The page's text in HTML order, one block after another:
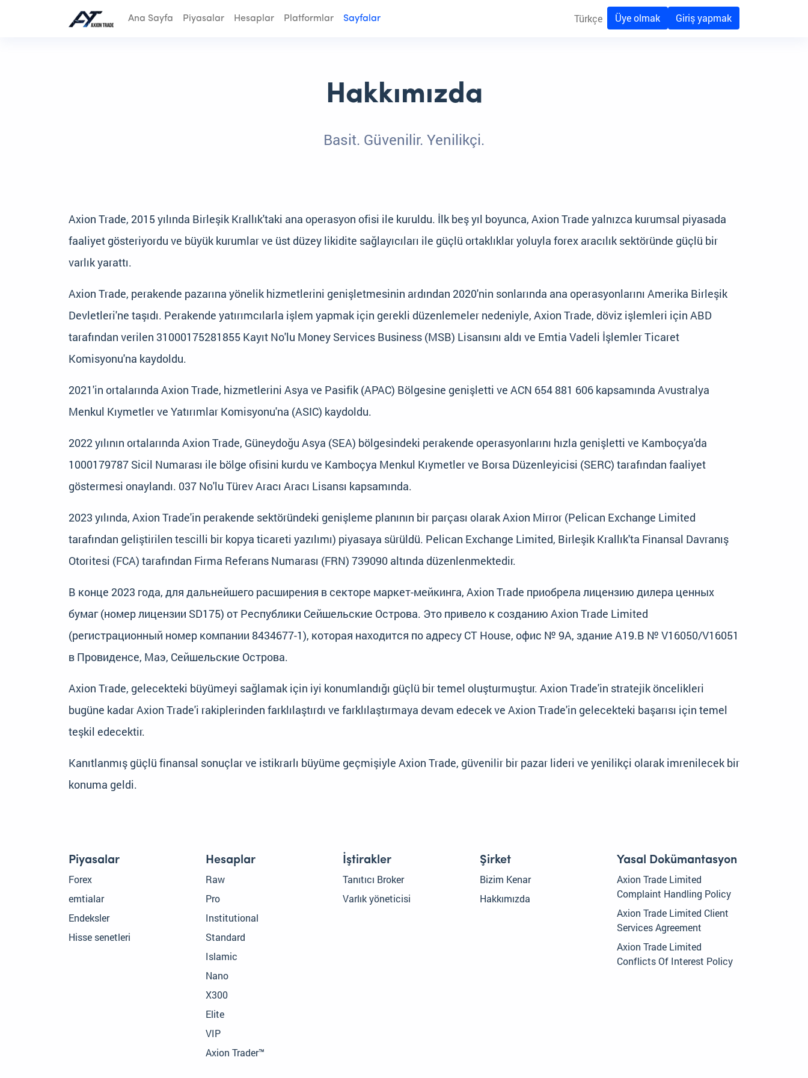
Ana Sayfa Piyasalar Hesaplar Platformlar Sayfalar Türkçe Üye olmak Giriş yapmak
Hakkımızda
Basit. Güvenilir. Yenilikçi.
Axion Trade, 2015 yılında Birleşik Krallık'taki ana operasyon ofisi ile kuruldu. İlk beş yıl boyunca, Axion Trade yalnızca kurumsal piyasada
faaliyet gösteriyordu ve büyük kurumlar ve üst düzey likidite sağlayıcıları ile güçlü ortaklıklar yoluyla forex aracılık sektöründe güçlü bir
varlık yarattı.
Axion Trade, perakende pazarına yönelik hizmetlerini genişletmesinin ardından 2020'nin sonlarında ana operasyonlarını Amerika Birleşik
Devletleri'ne taşıdı. Perakende yatırımcılarla işlem yapmak için gerekli düzenlemeler nedeniyle, Axion Trade, döviz işlemleri için ABD
tarafından verilen 31000175281855 Kayıt No'lu Money Services Business (MSB) Lisansını aldı ve Emtia Vadeli İşlemler Ticaret
Komisyonu'na kaydoldu.
2021'in ortalarında Axion Trade, hizmetlerini Asya ve Pasifik (APAC) Bölgesine genişletti ve ACN 654 881 606 kapsamında Avustralya
Menkul Kıymetler ve Yatırımlar Komisyonu'na (ASIC) kaydoldu.
2022 yılının ortalarında Axion Trade, Güneydoğu Asya (SEA) bölgesindeki perakende operasyonlarını hızla genişletti ve Kamboçya'da
1000179787 Sicil Numarası ile bölge ofisini kurdu ve Kamboçya Menkul Kıymetler ve Borsa Düzenleyicisi (SERC) tarafından faaliyet
göstermesi onaylandı. 037 No'lu Türev Aracı Aracı Lisansı kapsamında.
2023 yılında, Axion Trade'in perakende sektöründeki genişleme planının bir parçası olarak Axion Mirror (Pelican Exchange Limited
tarafından geliştirilen tescilli bir kopya ticareti yazılımı) piyasaya sürüldü. Pelican Exchange Limited, Birleşik Krallık'ta Finansal Davranış
Otoritesi (FCA) tarafından Firma Referans Numarası (FRN) 739090 altında düzenlenmektedir.
В конце 2023 года, для дальнейшего расширения в секторе маркет-мейкинга, Axion Trade приобрела лицензию дилера ценных
бумаг (номер лицензии SD175) от Республики Сейшельские Острова. Это привело к созданию Axion Trade Limited
(регистрационный номер компании 8434677-1), которая находится по адресу CT House, офис № 9A, здание A19.B № V16050/V16051
в Провиденсе, Маэ, Сейшельские Острова.
Axion Trade, gelecekteki büyümeyi sağlamak için iyi konumlandığı güçlü bir temel oluşturmuştur. Axion Trade'in stratejik öncelikleri
bugüne kadar Axion Trade'i rakiplerinden farklılaştırdı ve farklılaştırmaya devam edecek ve Axion Trade'in gelecekteki başarısı için temel
teşkil edecektir.
Kanıtlanmış güçlü finansal sonuçlar ve istikrarlı büyüme geçmişiyle Axion Trade, güvenilir bir pazar lideri ve yenilikçi olarak imrenilecek bir
konuma geldi.
Piyasalar
Forex
emtialar
Endeksler
Hisse senetleri
Hesaplar
Raw
Pro
Institutional
Standard
Islamic
Nano
X300
Elite
VIP
Axion Trader™
İştirakler
Tanıtıcı Broker
Varlık yöneticisi
Şirket
Bizim Kenar
Hakkımızda
Yasal Dokümantasyon
Axion Trade Limited
Complaint Handling Policy
Axion Trade Limited Client
Services Agreement
Axion Trade Limited
Conflicts Of Interest Policy